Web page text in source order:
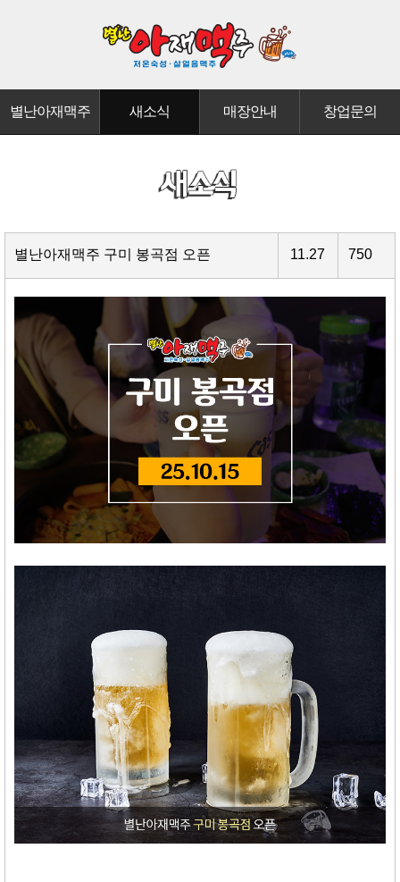
별난아재맥주 새소식 매장안내 창업문의
별난아재맥주 구미 봉곡점 오픈 11.27 750